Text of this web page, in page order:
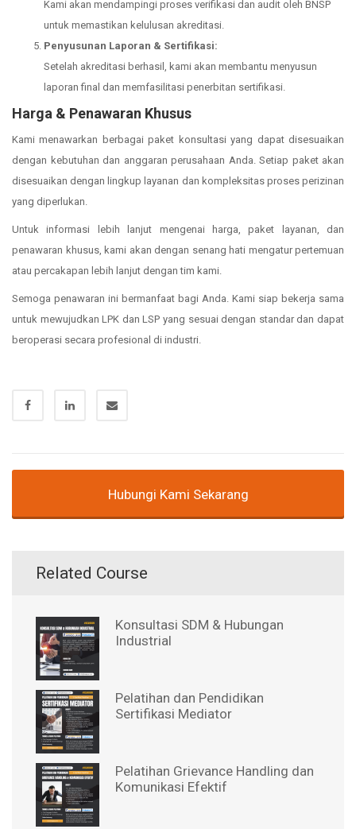
Kami akan mendampingi proses verifikasi dan audit oleh BNSP
untuk memastikan kelulusan akreditasi.
Penyusunan Laporan & Sertifikasi:
Setelah akreditasi berhasil, kami akan membantu menyusun
laporan final dan memfasilitasi penerbitan sertifikasi.
Harga & Penawaran Khusus
Kami menawarkan berbagai paket konsultasi yang dapat disesuaikan
dengan kebutuhan dan anggaran perusahaan Anda. Setiap paket akan
disesuaikan dengan lingkup layanan dan kompleksitas proses perizinan
yang diperlukan.
Untuk informasi lebih lanjut mengenai harga, paket layanan, dan
penawaran khusus, kami akan dengan senang hati mengatur pertemuan
atau percakapan lebih lanjut dengan tim kami.
Semoga penawaran ini bermanfaat bagi Anda. Kami siap bekerja sama
untuk mewujudkan LPK dan LSP yang sesuai dengan standar dan dapat
beroperasi secara profesional di industri.
Hubungi Kami Sekarang
Related Course
Konsultasi SDM & Hubungan
Industrial
Pelatihan dan Pendidikan
Sertifikasi Mediator
Pelatihan Grievance Handling dan
Komunikasi Efektif